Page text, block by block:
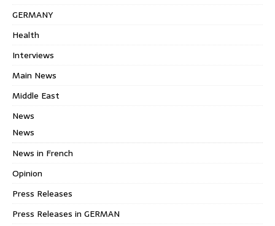
GERMANY
Health
Interviews
Main News
Middle East
News
News
News in French
Opinion
Press Releases
Press Releases in GERMAN